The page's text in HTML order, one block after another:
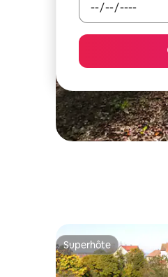
Superhôte
Superhôte